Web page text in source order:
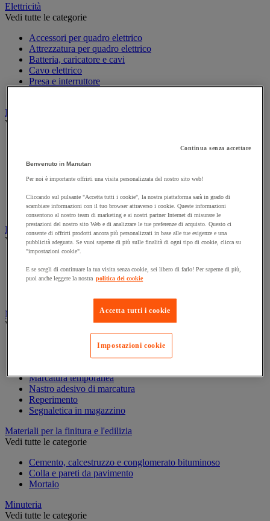
Elettricità
Vedi tutte le categorie
Accessori per quadro elettrico
Attrezzatura per quadro elettrico
Batteria, caricatore e cavi
Cavo elettrico
Presa e interruttore
Illuminazione
Vedi tutte le categorie
Lampada frontale
Lampada portatile
Proiettore da cantiere
Torcia
Ingrassaggio e lubrificazione
Vedi tutte le categorie
Attrezzi per lubrificazione
Grasso e olio
Marcatura
Vedi tutte le categorie
Marcatura industriale
Marcatura temporanea
Nastro adesivo di marcatura
Reperimento
Segnaletica in magazzino
Materiali per la finitura e l'edilizia
Vedi tutte le categorie
Cemento, calcestruzzo e conglomerato bituminoso
Colla e pareti da pavimento
Mortaio
Minuteria
Vedi tutte le categorie
Continua senza accettare
Benvenuto in Manutan
Per noi è importante offrirti una visita personalizzata del nostro sito web!
Cliccando sul pulsante "Accetta tutti i cookie", la nostra piattaforma sarà in grado di
scambiare informazioni con il tuo browser attraverso i cookie. Queste informazioni
consentono al nostro team di marketing e ai nostri partner Internet di misurare le
prestazioni del nostro sito Web e di analizzare le tue preferenze di acquisto. Questo ci
consente di offrirti prodotti ancora più personalizzati in base alle tue esigenze e una
pubblicità adeguata. Se vuoi saperne di più sulle finalità di ogni tipo di cookie, clicca su
"impostazioni cookie".
E se scegli di continuare la tua visita senza cookie, sei libero di farlo! Per saperne di più,
puoi anche leggere la nostra politica dei cookie
Accetta tutti i cookie
Impostazioni cookie